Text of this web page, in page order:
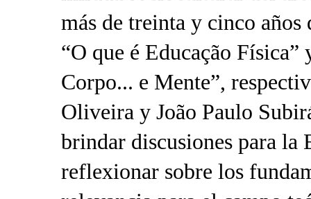
más de treinta y cinco
“O que é Educação
Corpo... e Mente”,
Oliveira y João Paulo
brindar discusiones para la
reflexionar sobre los